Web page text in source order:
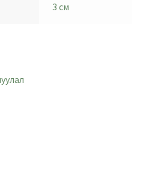
3 см